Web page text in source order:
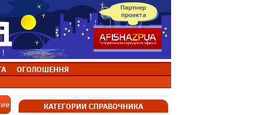
ОГОЛОШЕННЯ
КАТЕГОРИИ СПРАВОЧНИКА